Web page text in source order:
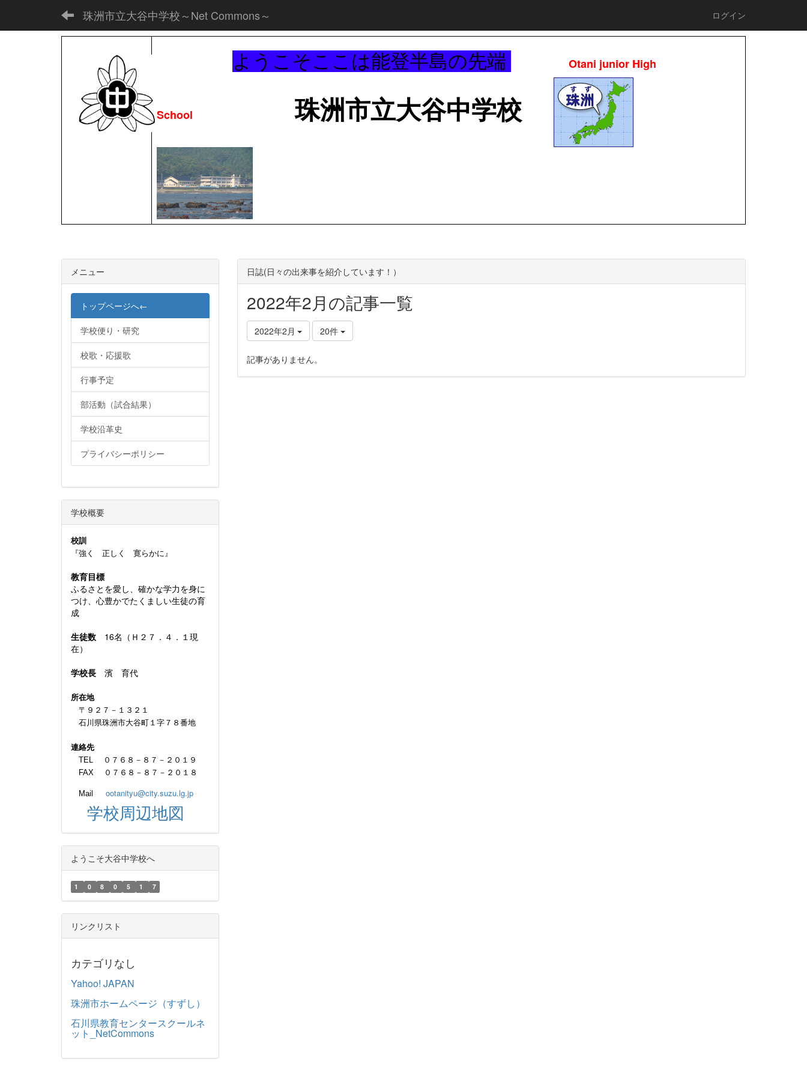
珠洲市立大谷中学校～Net Commons～ ログイン
ようこそここは能登半島の先端 Otani junior High
School 珠洲市立大谷中学校
日誌(日々の出来事を紹介しています！）
2022年2月の記事一覧
2022年2月 20件
記事がありません。
メニュー
トップページへ←
学校便り・研究
校歌・応援歌
行事予定
部活動（試合結果）
学校沿革史
プライバシーポリシー
学校概要
校訓
『強く 正しく 寛らかに』
教育目標
ふるさとを愛し、確かな学力を身に
つけ、心豊かでたくましい生徒の育
成
生徒数 16名（Ｈ２７．４．１現
在）
学校長 濱 育代
所在地
〒９２７－１３２１
石川県珠洲市大谷町１字７８番地
連絡先
TEL ０７６８－８７－２０１９
FAX ０７６８－８７－２０１８
Mail ootanityu@city.suzu.lg.jp
学校周辺地図
ようこそ大谷中学校へ
1 0 8 0 5 1 7
リンクリスト
カテゴリなし
Yahoo! JAPAN
珠洲市ホームページ（すずし）
石川県教育センタースクールネ
ット_NetCommons